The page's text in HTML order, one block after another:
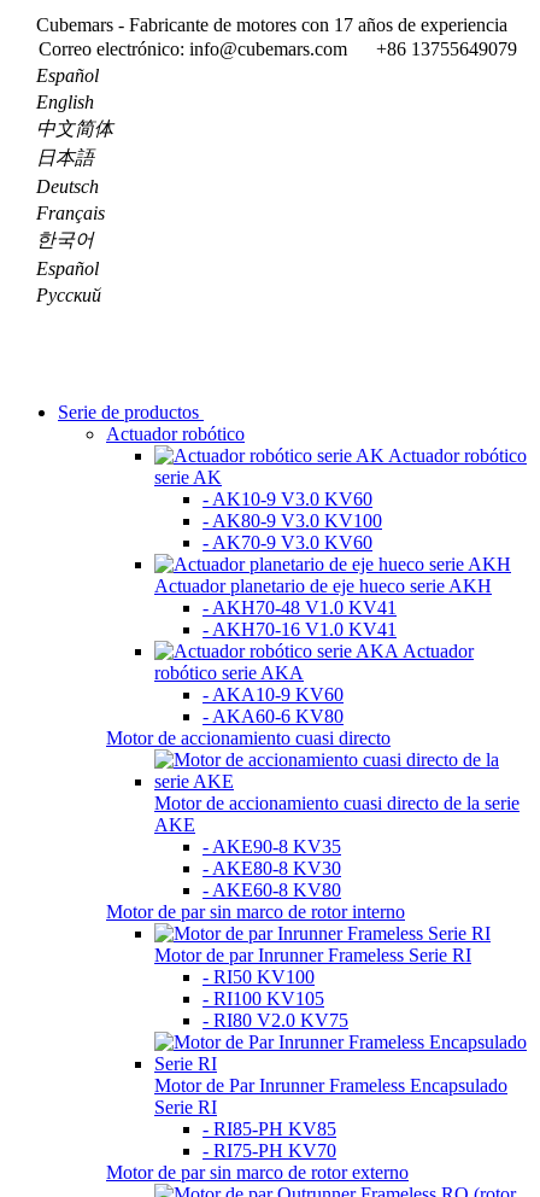
Cubemars - Fabricante de motores con 17 años de experiencia
Correo electrónico: info@cubemars.com
+86 13755649079
Español
English
中文简体
日本語
Deutsch
Français
한국어
Español
Pусский
Serie de productos
Actuador robótico
Actuador robótico
serie AK
- AK10-9 V3.0 KV60
- AK80-9 V3.0 KV100
- AK70-9 V3.0 KV60
Actuador planetario de eje hueco serie AKH
- AKH70-48 V1.0 KV41
- AKH70-16 V1.0 KV41
Actuador
robótico serie AKA
- AKA10-9 KV60
- AKA60-6 KV80
Motor de accionamiento cuasi directo
Motor de accionamiento cuasi directo de la serie
AKE
- AKE90-8 KV35
- AKE80-8 KV30
- AKE60-8 KV80
Motor de par sin marco de rotor interno
Motor de par Inrunner Frameless Serie RI
- RI50 KV100
- RI100 KV105
- RI80 V2.0 KV75
Motor de Par Inrunner Frameless Encapsulado
Serie RI
- RI85-PH KV85
- RI75-PH KV70
Motor de par sin marco de rotor externo